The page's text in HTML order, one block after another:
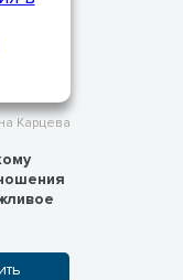
Карцева